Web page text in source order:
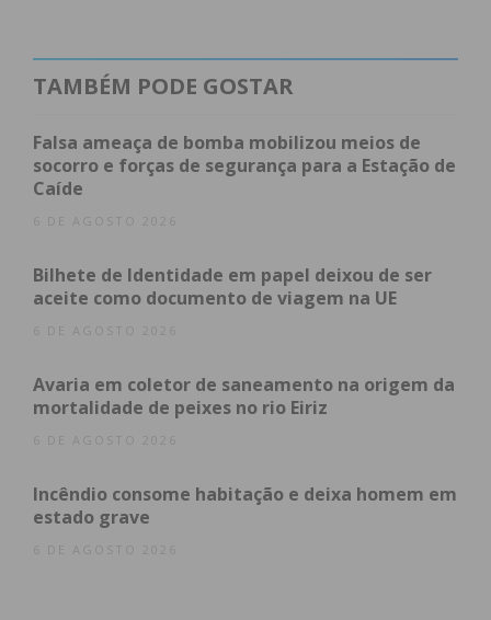
honoríficas: as três Medalhas de Ouro do Concelho
Douradas, entregues essencialmente a várias
personalidades da área desportiva.
Subscreva a newsletter do
Imediato
obtenha de forma regular a informação
atualizada.
TAMBÉM PODE GOSTAR
Falsa ameaça de bomba mobilizou meios de
socorro e forças de segurança para a Estação de
Caíde
6 DE AGOSTO 2026
Bilhete de Identidade em papel deixou de ser
aceite como documento de viagem na UE
6 DE AGOSTO 2026
Avaria em coletor de saneamento na origem da
mortalidade de peixes no rio Eiriz
6 DE AGOSTO 2026
Incêndio consome habitação e deixa homem em
estado grave
6 DE AGOSTO 2026